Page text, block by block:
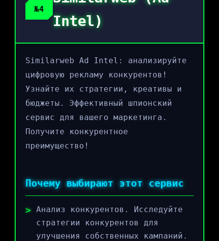
№4
Intel)
Similarweb Ad Intel: анализируйте
цифровую рекламу конкурентов!
Узнайте их стратегии, креативы и
бюджеты. Эффективный шпионский
сервис для вашего маркетинга.
Получите конкурентное
преимущество!
Почему выбирают этот сервис
Анализ конкурентов. Исследуйте
стратегии конкурентов для
улучшения собственных кампаний.